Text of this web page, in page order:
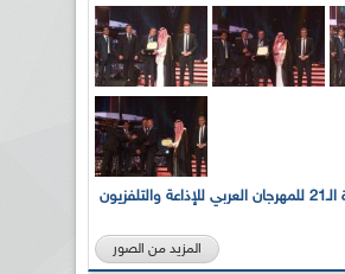
بالصور... الدورة الـ21 للمهرجان العربي للإذاعة والتلفزيون
المزيد من الصور